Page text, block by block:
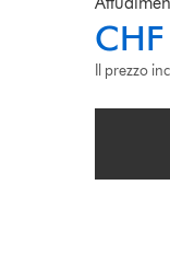
Il prezzo